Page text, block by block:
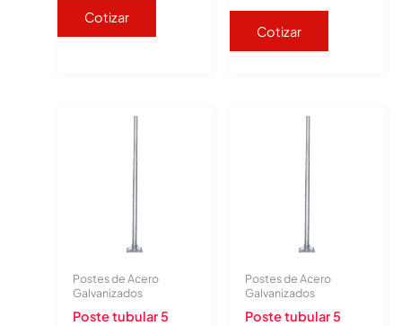
Cotizar
Cotizar
Postes de Acero
Galvanizados
Poste tubular 5
Postes de Acero
Galvanizados
Poste tubular 5